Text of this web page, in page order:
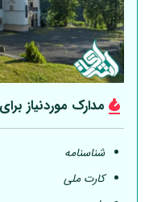
مدارک موردنیاز
شناسنامه
کارت ملی